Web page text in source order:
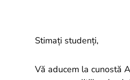
Stimați studenți,
Vă aducem la cunostă